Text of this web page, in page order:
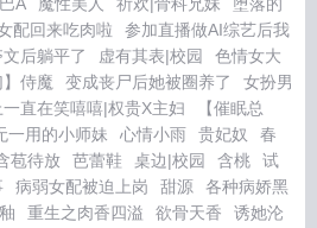
配回来吃肉啦
参加直播做AI综艺后我
后躺平了 虚有其表|校园
色情女大
】侍魔 变成丧尸后她被圈养了
女扮男
直在笑嘻嘻|权贵X主妇
【催眠总
一用的小师妹 心情小雨 贵妃奴
春
苞待放 芭蕾鞋 桌边|校园 含桃
试
病弱女配被迫上岗 甜源
各种病娇黑
重生之肉香四溢 欲骨天香
诱她沦